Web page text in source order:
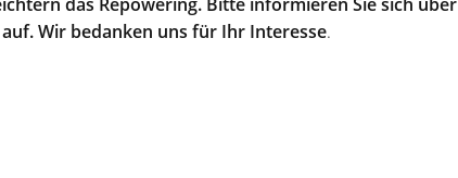
Wir bedanken uns für Ihr Interesse.